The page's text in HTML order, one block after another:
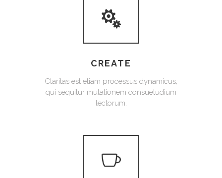
CREATE
Claritas est etiam processus dynamicus,
qui sequitur mutationem consuetudium
lectorum.